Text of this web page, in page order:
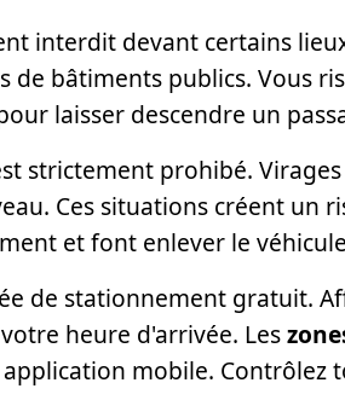
interdit devant certains
de bâtiments publics. Vous
laisser descendre un
strictement prohibé.
Ces situations créent un
et font enlever le
de stationnement gratuit.
heure d'arrivée. Les
mobile. Contrôlez